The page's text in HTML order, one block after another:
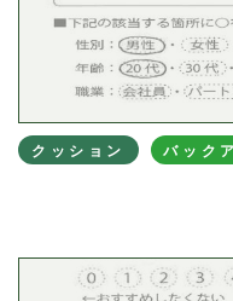
クッション バック